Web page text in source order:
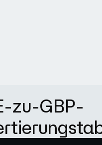
zu-GBP-